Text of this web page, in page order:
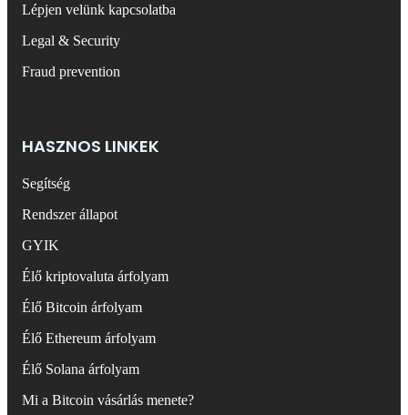
Lépjen velünk kapcsolatba
Legal & Security
Fraud prevention
HASZNOS LINKEK
Segítség
Rendszer állapot
GYIK
Élő kriptovaluta árfolyam
Élő Bitcoin árfolyam
Élő Ethereum árfolyam
Élő Solana árfolyam
Mi a Bitcoin vásárlás menete?